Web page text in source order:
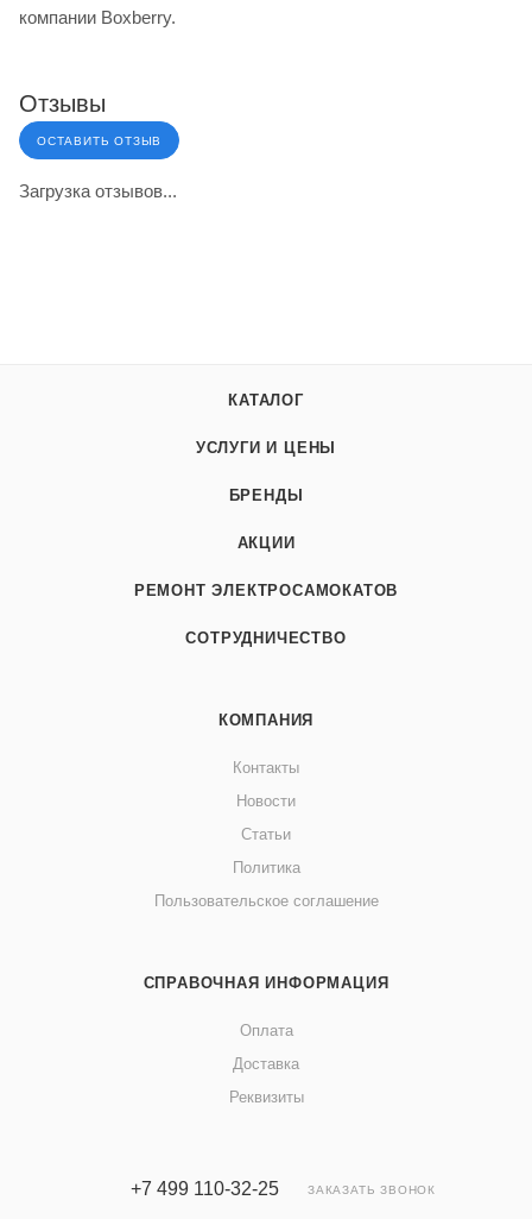
компании Boxberry.
Отзывы
ОСТАВИТЬ ОТЗЫВ
Загрузка отзывов...
КАТАЛОГ
УСЛУГИ И ЦЕНЫ
БРЕНДЫ
АКЦИИ
РЕМОНТ ЭЛЕКТРОСАМОКАТОВ
СОТРУДНИЧЕСТВО
КОМПАНИЯ
Контакты
Новости
Статьи
Политика
Пользовательское соглашение
СПРАВОЧНАЯ ИНФОРМАЦИЯ
Оплата
Доставка
Реквизиты
+7 499 110-32-25 ЗАКАЗАТЬ ЗВОНОК